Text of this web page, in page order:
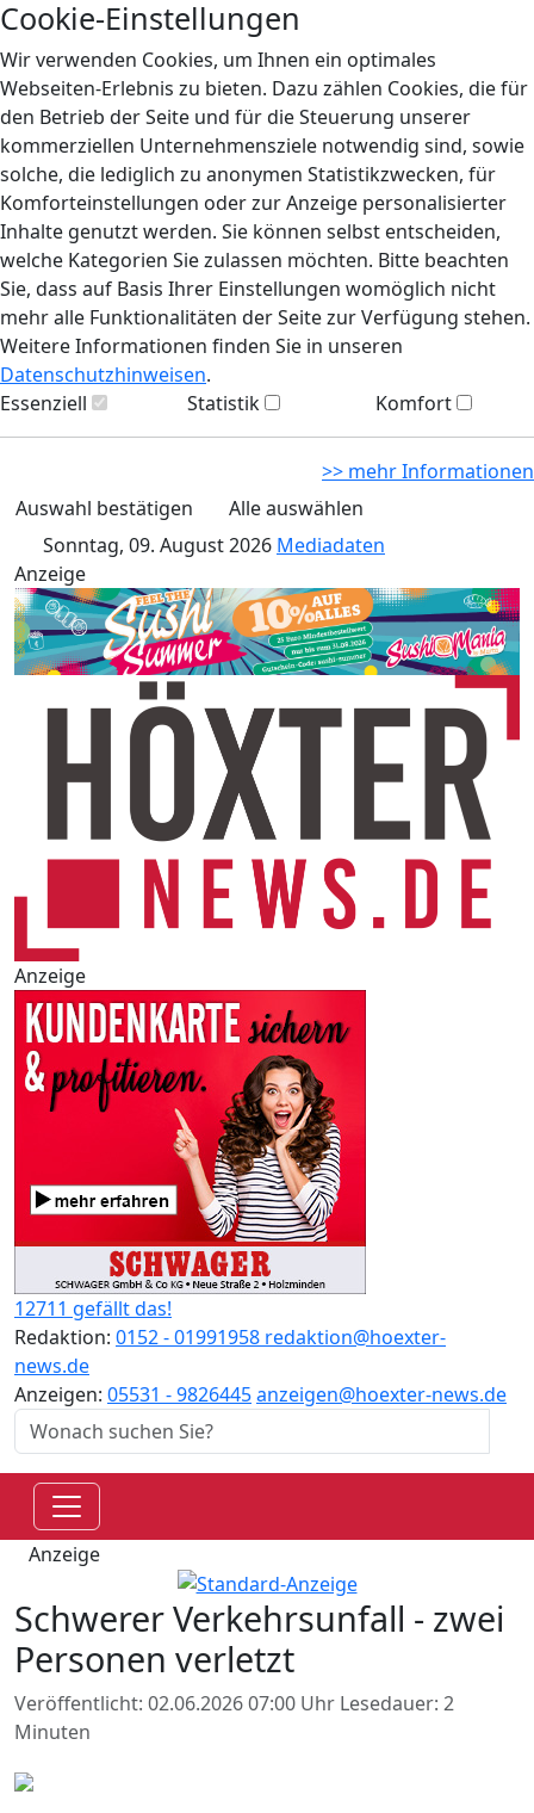
Cookie-Einstellungen
Wir verwenden Cookies, um Ihnen ein optimales
Webseiten-Erlebnis zu bieten. Dazu zählen Cookies, die für
den Betrieb der Seite und für die Steuerung unserer
kommerziellen Unternehmensziele notwendig sind, sowie
solche, die lediglich zu anonymen Statistikzwecken, für
Komforteinstellungen oder zur Anzeige personalisierter
Inhalte genutzt werden. Sie können selbst entscheiden,
welche Kategorien Sie zulassen möchten. Bitte beachten
Sie, dass auf Basis Ihrer Einstellungen womöglich nicht
mehr alle Funktionalitäten der Seite zur Verfügung stehen.
Weitere Informationen finden Sie in unseren
Datenschutzhinweisen.
Essenziell
Statistik Komfort
>> mehr Informationen
Auswahl bestätigen
Alle auswählen
Sonntag, 09. August 2026 Mediadaten
Anzeige
Anzeige
12711 gefällt das!
Redaktion: 0152 - 01991958 redaktion@hoexter-
news.de
Anzeigen: 05531 - 9826445anzeigen@hoexter-news.de
Anzeige
Schwerer Verkehrsunfall - zwei
Personen verletzt
Veröffentlicht: 02.06.2026 07:00 Uhr Lesedauer: 2
Minuten